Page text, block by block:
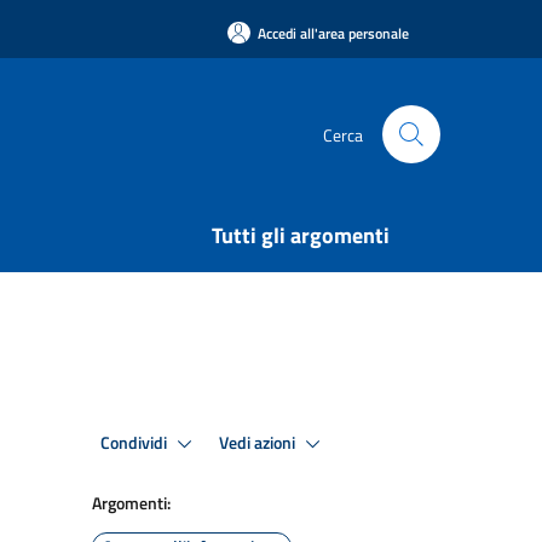
Accedi all'area personale
Cerca
Tutti gli argomenti
Condividi Vedi azioni
Argomenti: